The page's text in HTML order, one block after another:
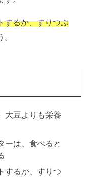
するか、すりつぶ
大豆よりも栄養
ーは、食べると
するか、すりつ